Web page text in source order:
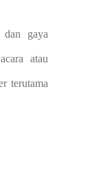
gaya
atau
terutama